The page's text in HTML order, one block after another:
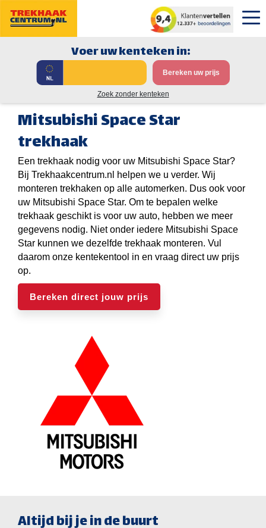
Voer uw kenteken in:
Bereken uw prijs
Zoek zonder kenteken
Mitsubishi Space Star
trekhaak
Een trekhaak nodig voor uw Mitsubishi Space Star?
Bij Trekhaakcentrum.nl helpen we u verder. Wij
monteren trekhaken op alle automerken. Dus ook voor
uw Mitsubishi Space Star. Om te bepalen welke
trekhaak geschikt is voor uw auto, hebben we meer
gegevens nodig. Niet onder iedere Mitsubishi Space
Star kunnen we dezelfde trekhaak monteren. Vul
daarom onze kentekentool in en vraag direct uw prijs
op.
Bereken direct jouw prijs
Altijd bij je in de buurt